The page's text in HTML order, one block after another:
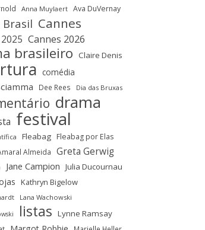
Anna Muylaert Ava DuVernay
Brasil Cannes
Cannes 2026
brasileiro Claire Denis
comédia
Dee Rees Dia das Bruxas
drama
festival
Fleabag Fleabag por Elas
Almeida Greta Gerwig
Jane Campion Julia Ducournau
Kathryn Bigelow
Lana Wachowski
listas Lynne Ramsay